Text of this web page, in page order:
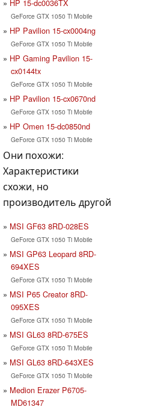
HP 15-dc0036TX
GeForce GTX 1050 Ti Mobile
HP Pavilion 15-cx0004ng
GeForce GTX 1050 Ti Mobile
HP Gaming Pavilion 15-
cx0144tx
GeForce GTX 1050 Ti Mobile
HP Pavilion 15-cx0670nd
GeForce GTX 1050 Ti Mobile
HP Omen 15-dc0850nd
GeForce GTX 1050 Ti Mobile
Они похожи:
Характеристики
схожи, но
производитель другой
MSI GF63 8RD-028ES
GeForce GTX 1050 Ti Mobile
MSI GP63 Leopard 8RD-
694XES
GeForce GTX 1050 Ti Mobile
MSI P65 Creator 8RD-
095XES
GeForce GTX 1050 Ti Mobile
MSI GL63 8RD-675ES
GeForce GTX 1050 Ti Mobile
MSI GL63 8RD-643XES
GeForce GTX 1050 Ti Mobile
Medion Erazer P6705-
MD61347